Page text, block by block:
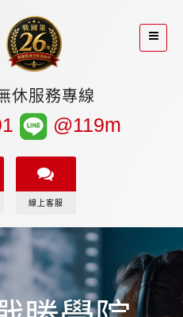
休服務專線
@119m
線上客服